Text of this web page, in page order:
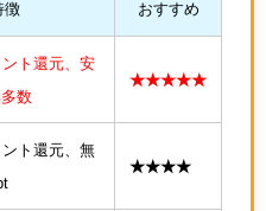
徴 おすすめ
ト還元、安
数
★★★★★
ト還元、無
★★★★